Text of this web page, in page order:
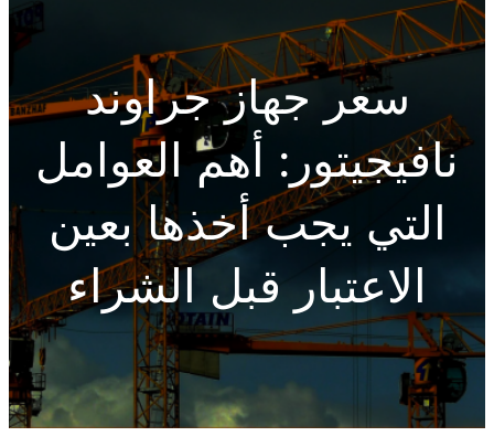
h
سعر جهاز جراوند
نافيجيتور: أهم العوامل
التي يجب أخذها بعين
الاعتبار قبل الشراء